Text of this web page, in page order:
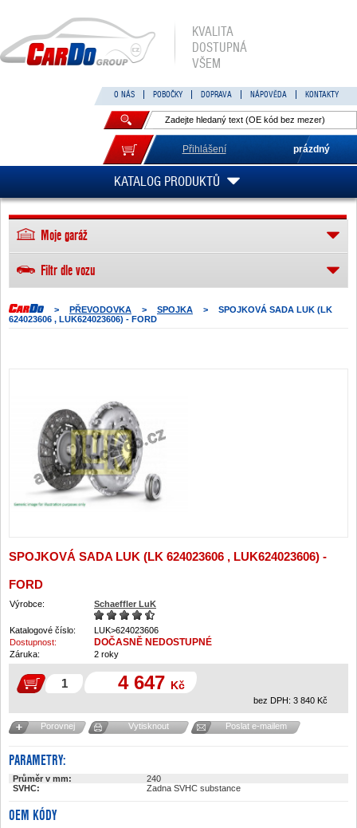
KVALITA
DOSTUPNÁ
VŠEM
O NÁS POBOČKY DOPRAVA NÁPOVĚDA KONTAKTY
Přihlášení prázdný
KATALOG PRODUKTŮ
> PŘEVODOVKA > SPOJKA >
SPOJKOVÁ SADA LUK (LK
624023606 , LUK624023606) - FORD
SPOJKOVÁ SADA LUK (LK 624023606 , LUK624023606) -
FORD
Výrobce: Schaeffler LuK
Katalogové číslo:
LUK>624023606
Dostupnost:
DOČASNĚ NEDOSTUPNÉ
Záruka: 2 roky
4 647 Kč
bez DPH: 3 840 Kč
Porovnej Vytisknout Poslat e-mailem
PARAMETRY:
Průměr v mm:
240
SVHC:
Zadna SVHC substance
OEM KÓDY
Moje garáž
Filtr dle vozu